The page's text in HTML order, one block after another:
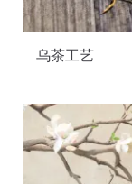
乌茶工艺